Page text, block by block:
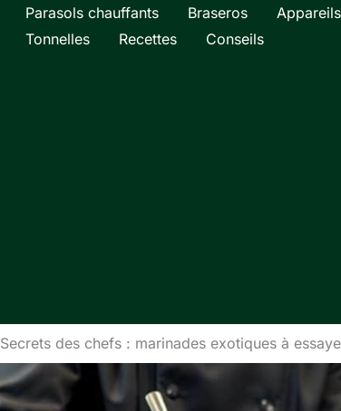
Parasols chauffants Braseros
Tonnelles
Recettes Conseils
Secrets des chefs : marinades exotiques à